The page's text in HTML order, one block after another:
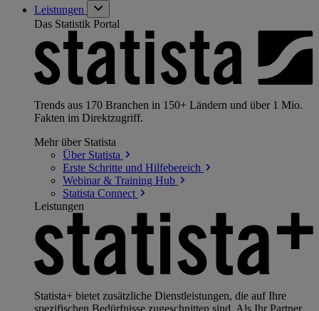
Leistungen
Das Statistik Portal
Trends aus 170 Branchen in 150+ Ländern und über 1 Mio.
Fakten im Direktzugriff.
Mehr über Statista
Über Statista
Erste Schritte und Hilfebereich
Webinar & Training Hub
Statista Connect
Leistungen
Statista+ bietet zusätzliche Dienstleistungen, die auf Ihre
spezifischen Bedürfnisse zugeschnitten sind. Als Ihr Partner